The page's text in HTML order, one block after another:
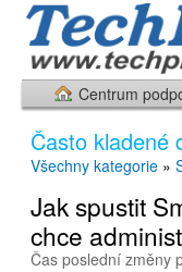
Centrum
Často kladené
Všechny kategorie »
Jak spustit
chce
Čas poslední změny